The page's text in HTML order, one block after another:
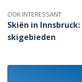
OOK INTERESSANT
Skiën in
skigebieden